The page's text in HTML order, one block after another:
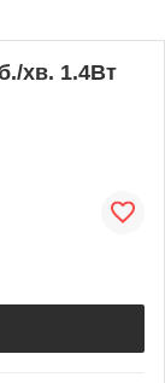
хв. 1.4Вт